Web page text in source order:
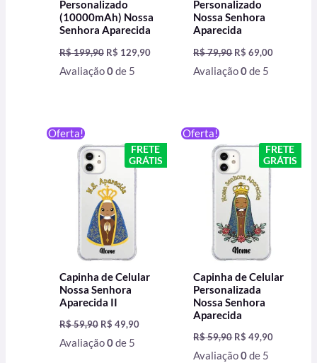
Personalizado
(10000mAh) Nossa
Senhora Aparecida
R$199,90 R$ 129,90
Avaliação0de 5
Personalizado
Nossa Senhora
Aparecida
R$79,90 R$ 69,00
Avaliação0de 5
Oferta!
FRETE
GRÁTIS
Capinha de Celular
Nossa Senhora
Aparecida II
R$59,90
original
era:
R$ 59,90.
R$ 49,90
preço
atual
é:
Avaliação0de 5
Oferta!
FRETE
GRÁTIS
Capinha de Celular
Personalizada
Nossa Senhora
Aparecida
R$59,90
original
era:
R$ 59,90.
R$ 49,90
preço
atual
é:
Avaliação0de 5